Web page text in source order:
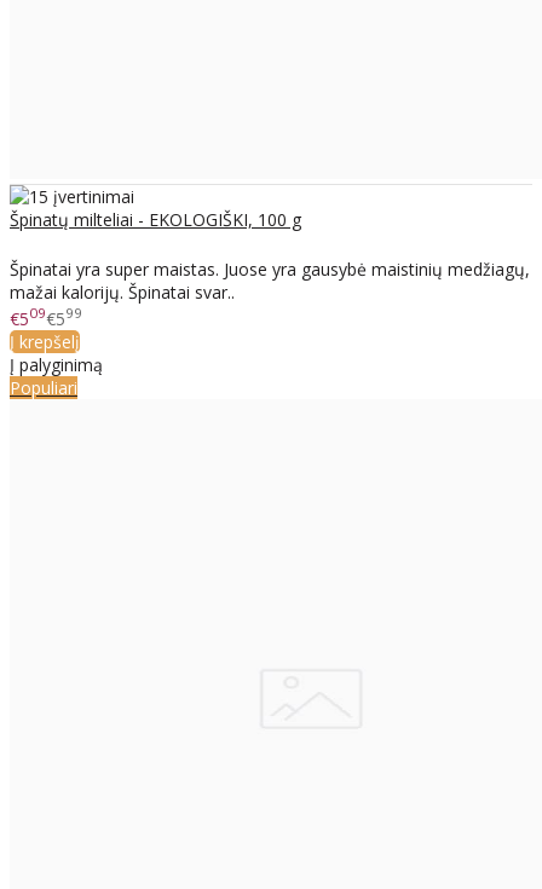
Špinatų milteliai - EKOLOGIŠKI, 100 g
Špinatai yra super maistas. Juose yra gausybė maistinių medžiagų,
mažai kalorijų. Špinatai svar..
€509€599
Į krepšelį
Į palyginimą
Populiari